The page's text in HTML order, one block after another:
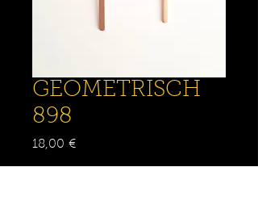
GEOMETRISCH
898
18,00 €Prix